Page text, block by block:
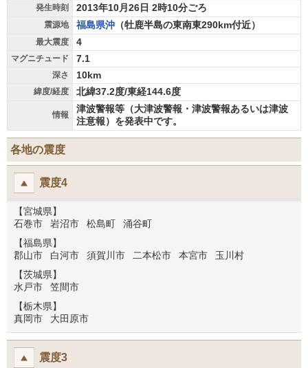
発生時刻 2013年10月26日 2時10分ごろ
震源地 福島県沖 （牡鹿半島の東南東290km付近）
最大震度 4
マグニチュード 7.1
深さ 10km
緯度/経度 北緯37.2度/東経144.6度
情報
津波警報等（大津波警報・津波警報あるいは津波
注意報）を発表中です。
各地の震度
震度4
【宮城県】
石巻市
岩沼市 松島町
涌谷町
【福島県】
郡山市
白河市 須賀川市 二本松市 本宮市
玉川村
【茨城県】
水戸市
笠間市
【栃木県】
真岡市
大田原市
震度3